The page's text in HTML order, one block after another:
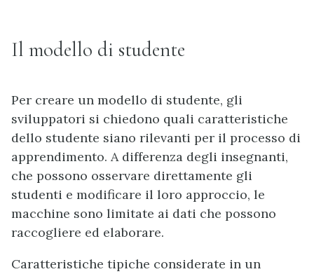
Il modello di studente
Per creare un modello di studente, gli
sviluppatori si chiedono quali caratteristiche
dello studente siano rilevanti per il processo di
apprendimento. A differenza degli insegnanti,
che possono osservare direttamente gli
studenti e modificare il loro approccio, le
macchine sono limitate ai dati che possono
raccogliere ed elaborare.
Caratteristiche tipiche considerate in un